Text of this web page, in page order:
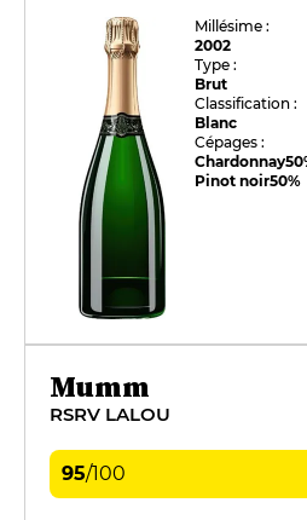
Millésime :
2002
Type :
Brut
Classification :
Blanc
Cépages :
Chardonnay
Pinot noir50%
Mumm
RSRV LALOU
95/100